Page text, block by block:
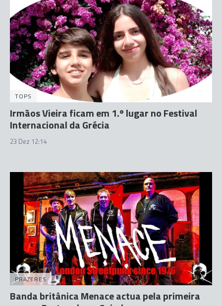
TOPS
Irmãos Vieira ficam em 1.º lugar no Festival
Internacional da Grécia
23 Dez 12:14
PRAZERES
Banda britânica Menace actua pela primeira